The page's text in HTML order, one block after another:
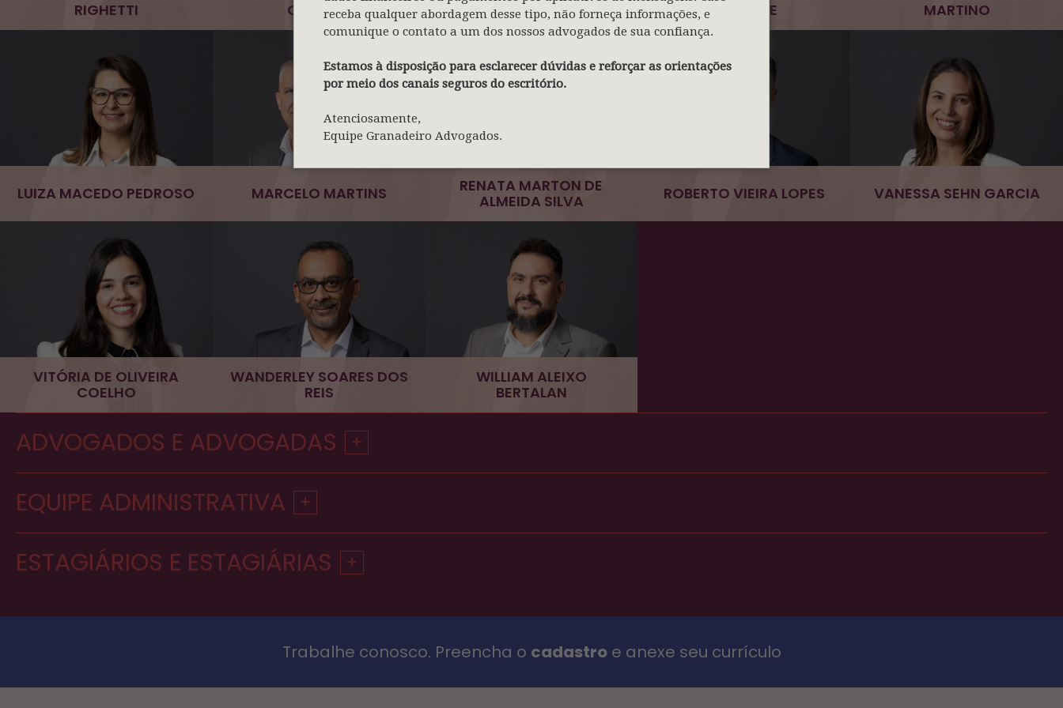
receba qualquer abordagem desse tipo, não forneça informações, e
comunique o contato a um dos nossos advogados de sua confiança.
Estamos à disposição para esclarecer dúvidas e reforçar as orientações
por meio dos canais seguros do escritório.
Atenciosamente,
Equipe Granadeiro Advogados.
RIGHETTI
CAMPOS
GIUSEPPE
MARTINO
LUIZA MACEDO PEDROSO MARCELO MARTINS
RENATA MARTON DE
ALMEIDA SILVA
ROBERTO VIEIRA LOPES VANESSA SEHN GARCIA
VITÓRIA DE OLIVEIRA
COELHO
WANDERLEY SOARES DOS
REIS
WILLIAM ALEIXO
BERTALAN
ADVOGADOS E ADVOGADAS
EQUIPE ADMINISTRATIVA
ESTAGIÁRIOS E ESTAGIÁRIAS
Trabalhe conosco. Preencha o cadastroe anexe seu currículo